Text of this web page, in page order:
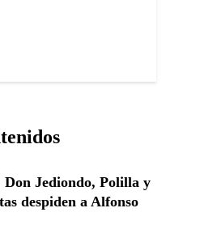
Don Jediondo, Polilla y
despiden a Alfonso